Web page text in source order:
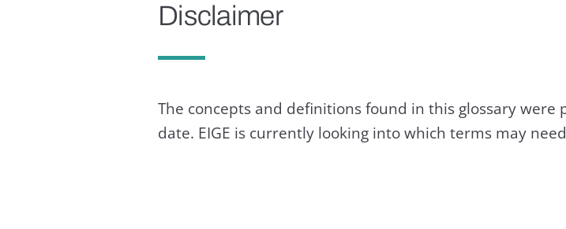
Disclaimer
The concepts and definitions found in this glossary
date. EIGE is currently looking into which terms may